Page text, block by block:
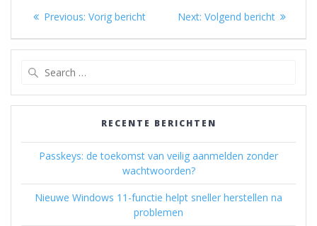
Berichtnavigatie
Previous: Previous
Vorig bericht Next: Next
Volgend bericht
RECENTE BERICHTEN
Passkeys: de toekomst van veilig aanmelden zonder
wachtwoorden?
Nieuwe Windows 11-functie helpt sneller herstellen na
problemen